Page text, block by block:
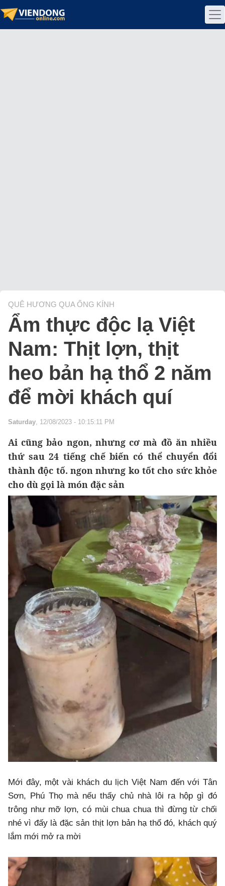
QUÊ HƯƠNG QUA ỐNG KÍNH
Ẩm thực độc lạ Việt
Nam: Thịt lợn, thịt
heo bản hạ thổ 2 năm
để mời khách quí
Saturday, 12/08/2023 - 10:15:11 PM
Ai cũng bảo ngon, nhưng cơ mà đồ ăn nhiều
thứ sau 24 tiếng chế biến có thể chuyển đổi
thành độc tố. ngon nhưng ko tốt cho sức khỏe
cho dù gọi là món đặc sản
Mới đây, một vài khách du lịch Việt Nam đến với Tân
Sơn, Phú Thọ mà nếu thấy chủ nhà lôi ra hộp gì đó
trông như mỡ lợn, có mùi chua chua thì đừng từ chối
nhé vì đấy là đặc sản thịt lợn bản hạ thổ đó, khách quý
lắm mới mở ra mời